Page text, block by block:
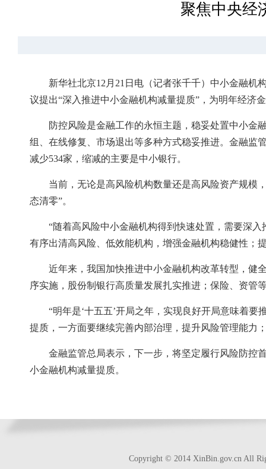
聚焦中央经
新华社北京12月21日电（记者张千千）中小金融
议提出“深入推进中小金融机构减量提质”，为明年经济
防控风险是金融工作的永恒主题，稳妥处置中小金
组、在线修复、市场退出等多种方式稳妥推进。金融监
减少534家，缩减的主要是中小银行。
当前，无论是高风险机构数量还是高风险资产规模
态清零”。
“随着高风险中小金融机构得到快速处置，需要深
有序出清高风险、低效能机构，增强金融机构稳健性；
近年来，我国加快推进中小金融机构改革转型，健
序实施，股份制银行高质量发展扎实推进；保险、资管
“明年是‘十五五’开局之年，实现良好开局意味着
提质，一方面要继续完善内部治理，提升风险管理能力
金融监管总局表示，下一步，将坚定履行风险防控
小金融机构减量提质。
Copyright © 2014 XinBin.gov.cn All